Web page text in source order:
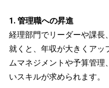
1. 管理職への昇進
経理部門でリーダーや課長
就くと、年収が大きくアッ
ムマネジメントや予算管
いスキルが求められます。